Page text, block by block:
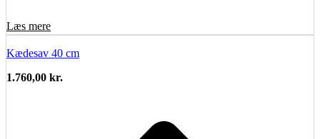
Læs mere
Kædesav 40 cm
1.760,00 kr.